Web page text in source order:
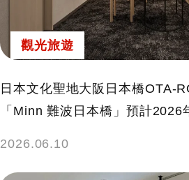
觀光旅遊
日本文化聖地大阪日本橋OTA-
「Minn 難波日本橋」預計2026
2026.06.10